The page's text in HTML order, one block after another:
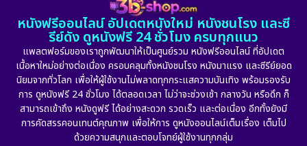
หนังฟรีออนไลน์ อัปเดตหนังใหม่ หนังชนโรง และซี
รีย์ดัง ดูหนังฟรี 24 ชั่วโมง ครบทุกแนว
แพลตฟอร์มของเราถูกพัฒนาให้เป็นศูนย์รวม หนังฟรีออนไลน์ ที่อัปเดต
เนื้อหาใหม่อย่างต่อเนื่อง ครอบคลุมทั้งหนังชนโรง หนังมาแรง และซีรีย์ยอด
นิยมจากทั่วโลก เพื่อให้ผู้ใช้งานไม่พลาดทุกกระแสความบันเทิง พร้อมรองรับ
การ ดูหนังฟรี 24 ชั่วโมง ได้ตลอดเวลา ไม่ว่าจะช่วงเช้า กลางวัน หรือดึก ก็
สามารถเข้าถึง หนังดูฟรี ได้อย่างสะดวก รวดเร็ว และต่อเนื่อง อีกทั้งยังมี
การคัดสรรคอนเทนต์คุณภาพ เพื่อให้การ ดูหนังออนไลน์เต็มเรื่อง เต็มไป
ด้วยความสนุกและตอบโจทย์ผู้ใช้งานทุกกลุ่ม